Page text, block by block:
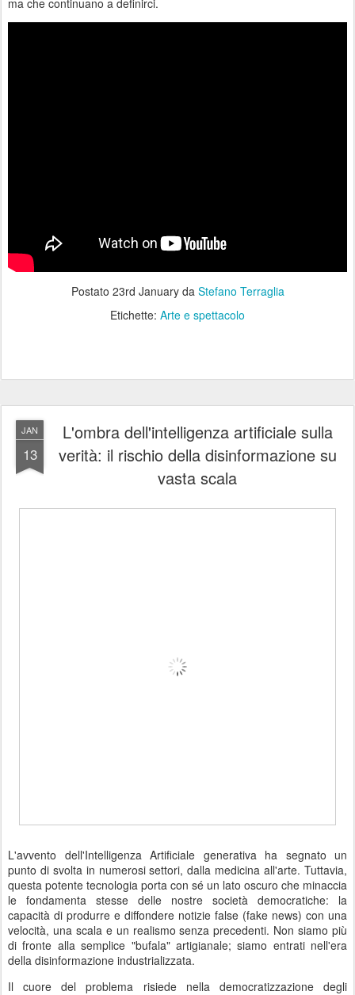
ma che continuano a definirci.
Postato 23rd Januaryda Stefano Terraglia
Etichette: Arte e spettacolo
JAN
13
L'ombra dell'intelligenza artificiale sulla
verità: il rischio della disinformazione su
vasta scala
L'avvento dell'Intelligenza Artificiale generativa ha segnato un
punto di svolta in numerosi settori, dalla medicina all'arte. Tuttavia,
questa potente tecnologia porta con sé un lato oscuro che minaccia
le fondamenta stesse delle nostre società democratiche: la
capacità di produrre e diffondere notizie false (fake news) con una
velocità, una scala e un realismo senza precedenti. Non siamo più
di fronte alla semplice "bufala" artigianale; siamo entrati nell'era
della disinformazione industrializzata.
Il cuore del problema risiede nella democratizzazione degli